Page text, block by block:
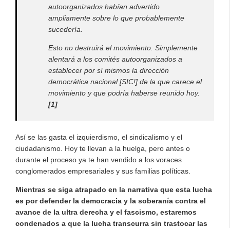
autoorganizados habían advertido
ampliamente sobre lo que probablemente
sucedería.
Esto no destruirá el movimiento. Simplemente
alentará a los comités autoorganizados a
establecer por sí mismos la dirección
democrática nacional [SIC!] de la que carece el
movimiento y que podría haberse reunido hoy.
[1]
Así se las gasta el izquierdismo, el sindicalismo y el
ciudadanismo. Hoy te llevan a la huelga, pero antes o
durante el proceso ya te han vendido a los voraces
conglomerados empresariales y sus familias políticas.
Mientras se siga atrapado en la narrativa que esta lucha
es por defender la democracia y la soberanía contra el
avance de la ultra derecha y el fascismo, estaremos
condenados a que la lucha transcurra sin trastocar las